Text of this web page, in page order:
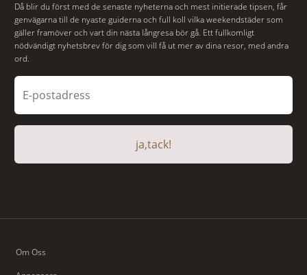
Då blir du först med de senaste nyheterna och mest initierade tipsen, får
genvägarna till de nyaste guiderna och full koll vilka weekendstäder som
gäller framöver och vart din nästa långresa bör gå. Ett fullkomligt
nödvändigt nyhetsbrev för dig som vill få ut mer av dina resor, med andra
ord.
ja,tack!
Om Oss